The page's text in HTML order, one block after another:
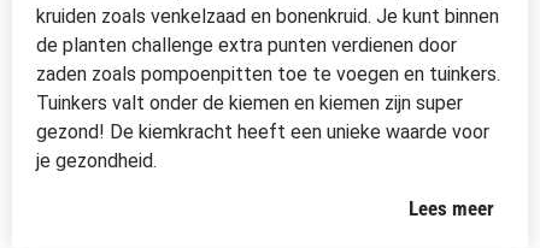
kruiden zoals venkelzaad en bonenkruid. Je kunt binnen
de planten challenge extra punten verdienen door
zaden zoals pompoenpitten toe te voegen en tuinkers.
Tuinkers valt onder de kiemen en kiemen zijn super
gezond! De kiemkracht heeft een unieke waarde voor
je gezondheid.
Lees meer